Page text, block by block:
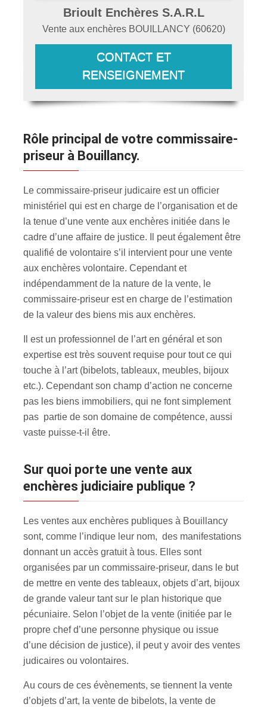
Brioult Enchères S.A.R.L
Vente aux enchères BOUILLANCY (60620)
CONTACT ET
RENSEIGNEMENT
Rôle principal de votre commissaire-
priseur à Bouillancy.
Le commissaire-priseur judicaire est un officier
ministériel qui est en charge de l’organisation et de
la tenue d’une vente aux enchères initiée dans le
cadre d’une affaire de justice. Il peut également être
qualifié de volontaire s’il intervient pour une vente
aux enchères volontaire. Cependant et
indépendamment de la nature de la vente, le
commissaire-priseur est en charge de l’estimation
de la valeur des biens mis aux enchères.
Il est un professionnel de l’art en général et son
expertise est très souvent requise pour tout ce qui
touche à l’art (bibelots, tableaux, meubles, bijoux
etc.). Cependant son champ d’action ne concerne
pas les biens immobiliers, qui ne font simplement
pas partie de son domaine de compétence, aussi
vaste puisse-t-il être.
Sur quoi porte une vente aux
enchères judiciaire publique ?
Les ventes aux enchères publiques à Bouillancy
sont, comme l’indique leur nom, des manifestations
donnant un accès gratuit à tous. Elles sont
organisées par un commissaire-priseur, dans le but
de mettre en vente des tableaux, objets d’art, bijoux
de grande valeur tant sur le plan historique que
pécuniaire. Selon l’objet de la vente (initiée par le
propre chef d’une personne physique ou issue
d’une décision de justice), il peut y avoir des ventes
judicaires ou volontaires.
Au cours de ces évènements, se tiennent la vente
d’objets d’art, la vente de bibelots, la vente de